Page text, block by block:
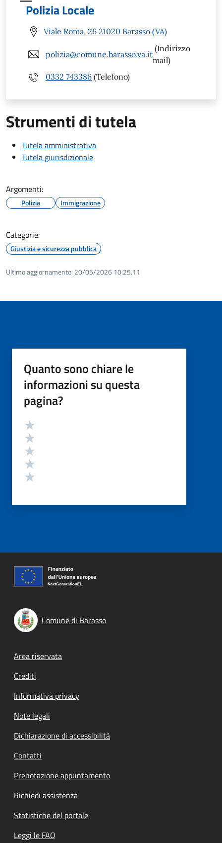
Polizia Locale
Viale Roma, 26 21020 Barasso (VA)
polizia@comune.barasso.va.it
(Indirizzo
mail)
0332 743386 (Telefono)
Strumenti di tutela
Tutela amministrativa
Tutela giurisdizionale
Argomenti:
Polizia Immigrazione
Categorie:
Giustizia e sicurezza pubblica
Ultimo aggiornamento: 20/05/2026 10:25.11
Quanto sono chiare le
informazioni su questa
pagina?
Valutazione
Comune di Barasso
Footer menu
Area riservata
Crediti
Informativa privacy
Note legali
Dichiarazione di accessibilità
Contatti
Prenotazione appuntamento
Richiedi assistenza
Statistiche del portale
Leggi le FAQ